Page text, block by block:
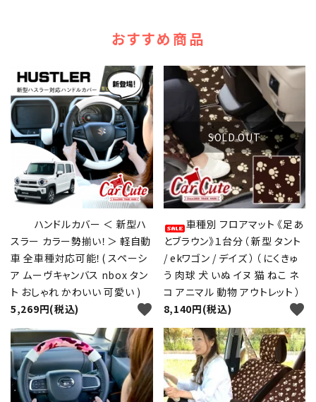
おすすめ商品
ハンドルカバー ＜ 新型ハ
スラー カラー勢揃い！＞ 軽自動
車 全車種対応可能！( スペーシ
ア ムーヴキャンバス nbox タン
ト おしゃれ かわいい 可愛い )
5,269円(税込)
favorite
SOLD OUT
車種別 フロアマット 《足あ
とブラウン》１台分（ 新型 タント
/ ekワゴン / デイズ ）（ にくきゅ
う 肉球 犬 いぬ イヌ 猫 ねこ ネ
コ アニマル 動物 アウトレット ）
8,140円(税込)
favorite